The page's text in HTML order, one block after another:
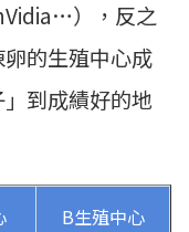
），反之
的生殖中心成
到成績好的地
B生殖中心